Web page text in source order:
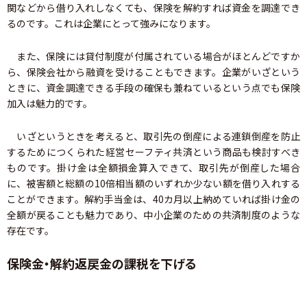
関などから借り入れしなくても、保険を解約すれば資金を調達でき
るのです。これは企業にとって強みになります。
また、保険には貸付制度が付属されている場合がほとんどですか
ら、保険会社から融資を受けることもできます。企業がいざという
ときに、資金調達できる手段の確保も兼ねているという点でも保険
加入は魅力的です。
いざというときを考えると、取引先の倒産による連鎖倒産を防止
するためにつくられた経営セーフティ共済という商品も検討すべき
ものです。掛け金は全額損金算入できて、取引先が倒産した場合
に、被害額と総額の10倍相当額のいずれか少ない額を借り入れする
ことができます。解約手当金は、40カ月以上納めていれば掛け金の
全額が戻ることも魅力であり、中小企業のための共済制度のような
存在です。
保険金・解約返戻金の課税を下げる